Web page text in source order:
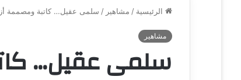
الرئيسية / مشاهير / سلمى عقيل… كاتبة ومصممة
مشاهير
سلمى عقيل…